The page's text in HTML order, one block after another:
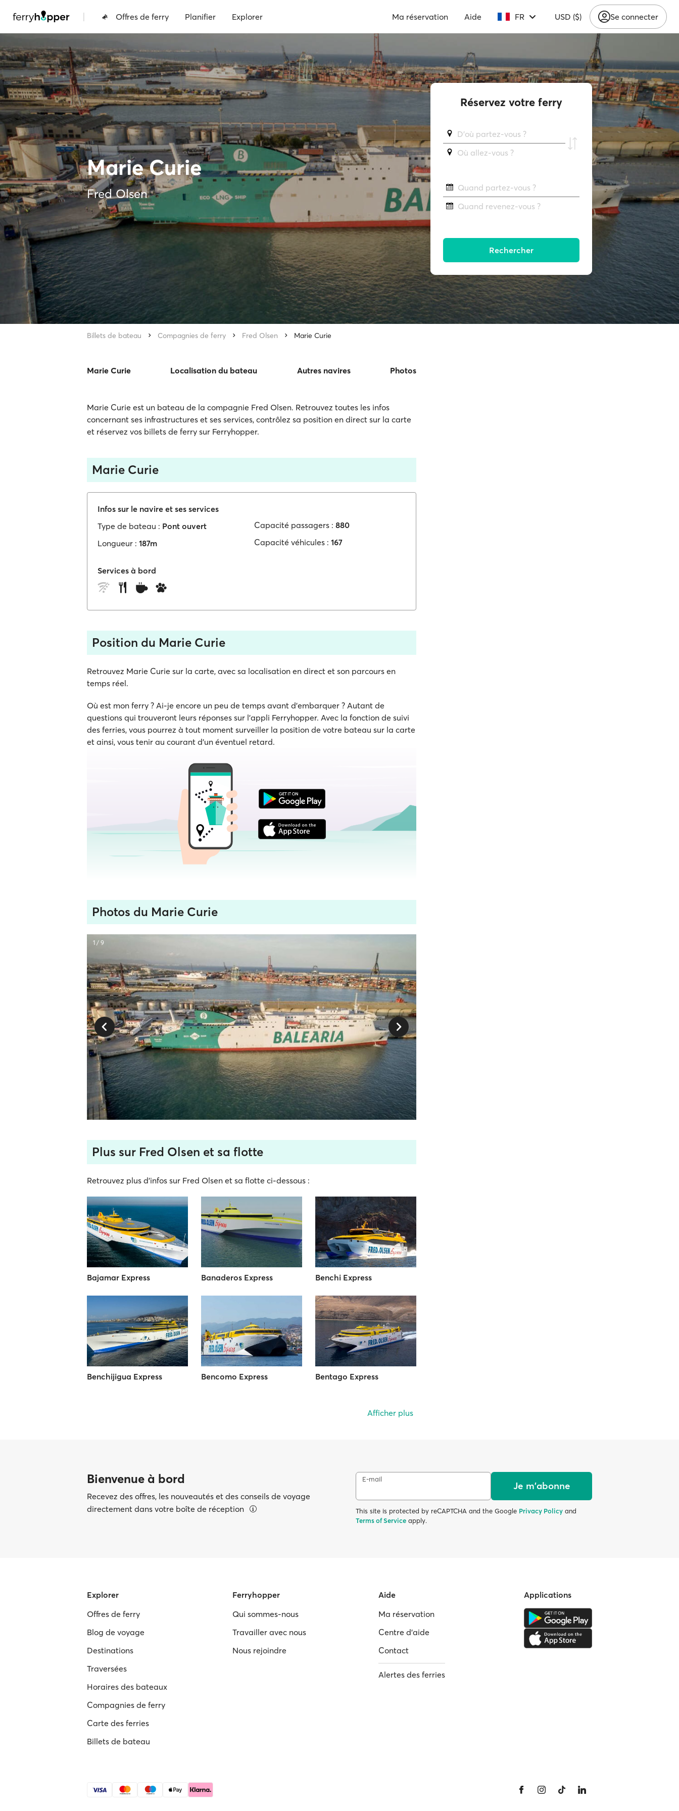
| Offres de ferry Planifier Explorer Ma réservation Aide FR USD ($) Se connecter
Marie Curie
Fred Olsen
Billets de bateau Compagnies de ferry Fred Olsen Marie Curie
Marie Curie Localisation du bateau Autres navires Photos
Marie Curie est un bateau de la compagnie Fred Olsen. Retrouvez toutes les infos
concernant ses infrastructures et ses services, contrôlez sa position en direct sur la carte
et réservez vos billets de ferry sur Ferryhopper.
Marie Curie
Infos sur le navire et ses services
Type de bateau : Pont ouvert
Longueur : 187m
Capacité passagers : 880
Capacité véhicules : 167
Services à bord
Position du Marie Curie
Retrouvez Marie Curie sur la carte, avec sa localisation en direct et son parcours en
temps réel.
Où est mon ferry ? Ai-je encore un peu de temps avant d'embarquer ? Autant de
questions qui trouveront leurs réponses sur l'appli Ferryhopper. Avec la fonction de suivi
des ferries, vous pourrez à tout moment surveiller la position de votre bateau sur la carte
et ainsi, vous tenir au courant d'un éventuel retard.
Photos du Marie Curie
1 / 9
Plus sur Fred Olsen et sa flotte
Retrouvez plus d'infos sur Fred Olsen et sa flotte ci-dessous :
Bajamar Express Banaderos Express Benchi Express
Benchijigua Express Bencomo Express Bentago Express
Afficher plus
Réservez votre ferry
D'où partez-vous ?
Où allez-vous ?
Quand partez-vous ?
Quand revenez-vous ?
Rechercher
Bienvenue à bord
Recevez des offres, les nouveautés et des conseils de voyage
directement dans votre boîte de réception
E-mail
Je m'abonne
This site is protected by reCAPTCHA and the Google Privacy Policy and
Terms of Service apply.
Explorer
Offres de ferry
Blog de voyage
Destinations
Traversées
Horaires des bateaux
Compagnies de ferry
Carte des ferries
Billets de bateau
Ferryhopper
Qui sommes-nous
Travailler avec nous
Nous rejoindre
Aide
Ma réservation
Centre d'aide
Contact
Alertes des ferries
Applications